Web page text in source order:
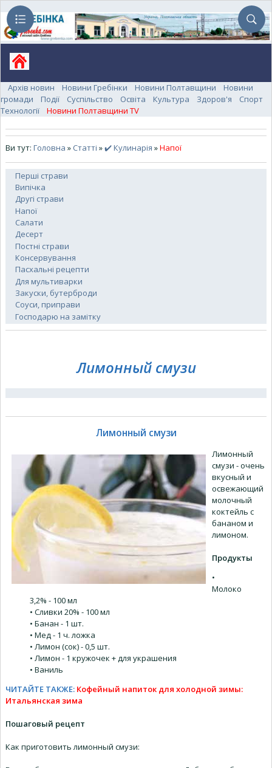
Архів новин Новини Гребінки Новини Полтавщини
Новини
громади
Події Суспільство Освіта Культура Здоров'я
Спорт
Технології
Новини Полтавщини TV
Ви тут: Головна » Статті »✔️ Кулинарія »Напої
Перші страви
Випічка
Другі страви
Напої
Салати
Десерт
Постні страви
Консервування
Пасхальні рецепти
Для мультиварки
Закуски, бутерброди
Соуси, приправи
Господарю на замітку
Лимонный смузи
Лимонный смузи
Лимонный
смузи - очень
вкусный и
освежающий
молочный
коктейль с
бананом и
лимоном.
Продукты
•
Молоко
3,2% - 100 мл
• Сливки 20% - 100 мл
• Банан - 1 шт.
• Мед - 1 ч. ложка
• Лимон (сок) - 0,5 шт.
• Лимон - 1 кружочек + для украшения
• Ваниль
ЧИТАЙТЕ ТАКЖЕ: Кофейный напиток для холодной зимы:
Итальянская зима
Пошаговый рецепт
Как приготовить лимонный смузи: